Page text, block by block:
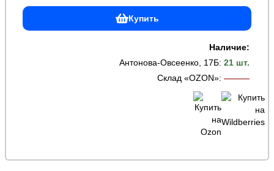
Купить
Наличие:
Антонова-Овсеенко, 17Б: 21 шт.
Склад «OZON»: ———